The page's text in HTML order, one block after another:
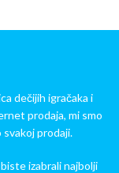
dečijih igračaka i
prodaja, mi smo
prodaji.
izabrali najbolji